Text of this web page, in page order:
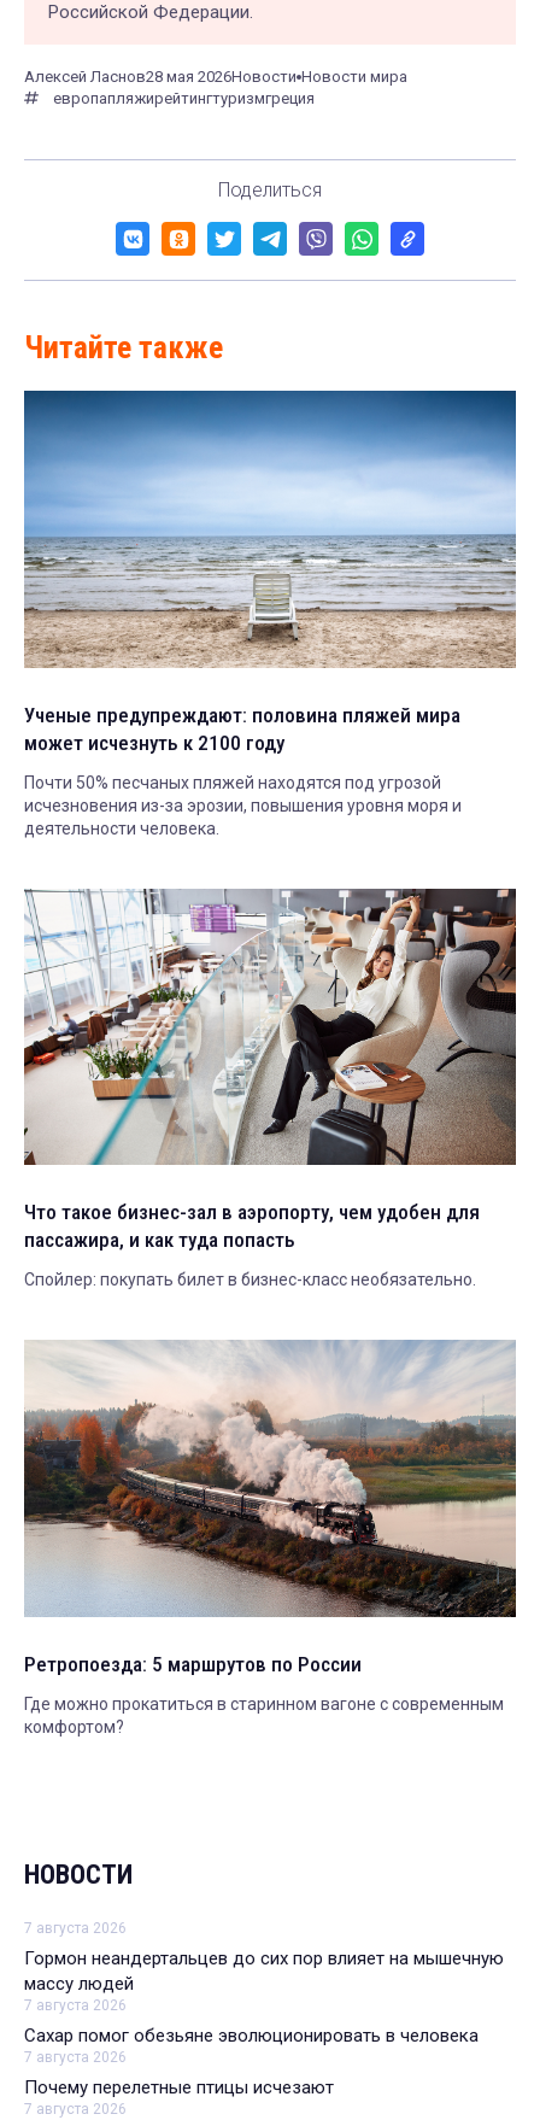
Российской Федерации.
Алексей Ласнов28 мая 2026Новости Новости мира
европапляжирейтингтуризмгреция
Поделиться
Читайте также
Ученые предупреждают: половина пляжей мира
может исчезнуть к 2100 году
Почти 50% песчаных пляжей находятся под угрозой
исчезновения из-за эрозии, повышения уровня моря и
деятельности человека.
Что такое бизнес-зал в аэропорту, чем удобен для
пассажира, и как туда попасть
Спойлер: покупать билет в бизнес-класс необязательно.
Ретропоезда: 5 маршрутов по России
Где можно прокатиться в старинном вагоне с современным
комфортом?
НОВОСТИ
7 августа 2026
Гормон неандертальцев до сих пор влияет на мышечную
массу людей
7 августа 2026
Сахар помог обезьяне эволюционировать в человека
7 августа 2026
Почему перелетные птицы исчезают
7 августа 2026